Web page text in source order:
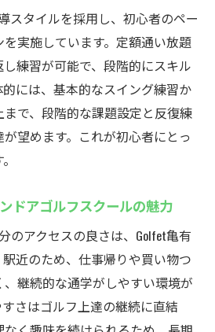
亀有店の個別指導
フスクールで受ける個別指導
心なインドアゴルフスクール
のマンツーマンレッスンで基
フスクールでスイング改善を
丁寧なインドアゴルフスクー
果を最大化するインドアゴル
スタイルを採用し、初心者のペー
実施しています。定額通い放題
練習が可能で、段階的にスキル
には、基本的なスイング練習か
で、段階的な課題設定と反復練
望めます。これが初心者にとっ
ドアゴルフスクールの魅力
のアクセスの良さは、Golfet亀有
近のため、仕事帰りや買い物つ
継続的な通学がしやすい環境が
さはゴルフ上達の継続に直結